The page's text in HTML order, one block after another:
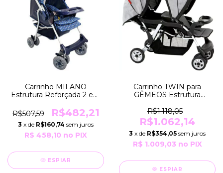
Carrinho MILANO
Estrutura Reforçada 2 em
Azul Galzerano
R$507,59 R$482,21
3 x de R$160,74 sem juros
R$ 458,10 no PIX
ESPIAR
Carrinho TWIN para
GÊMEOS Estrutura
Passeio COR Cinza
Galzerano
R$1.118,05
R$1.062,14
3 x de R$354,05 sem juros
R$ 1.009,03 no PIX
ESPIAR